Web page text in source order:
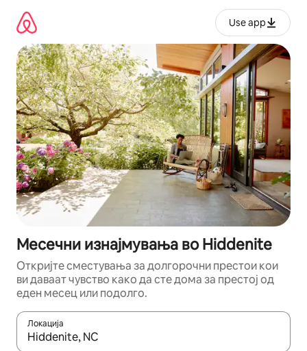
содржина
Use app
Месечни изнајмувања во Hiddenite
Откријте сместувања за долгорочни престои кои
ви даваат чувство како да сте дома за престој од
еден месец или подолго.
Локација
Кога резултатите се достапни, движете се со копчињата